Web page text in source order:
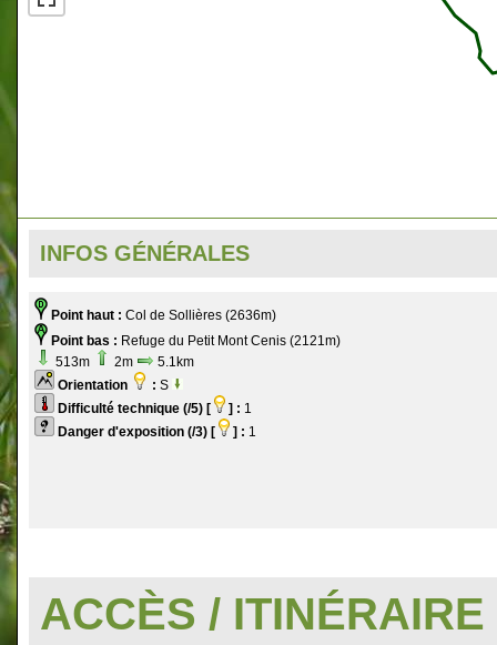
INFOS GÉNÉRALES
Point haut : Col de Sollières (2636m)
Point bas : Refuge du Petit Mont Cenis (2121m)
513m
2m
5.1km
Orientation
: S
Difficulté technique (/5) [
] : 1
Danger d'exposition (/3) [
] : 1
ACCÈS / ITINÉRAIRE